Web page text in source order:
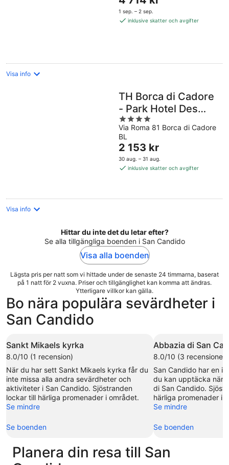
5
är
4 714 kr
1 sep. – 2 sep.
inklusive skatter och avgifter
Visa info
TH Borca di Cadore
- Park Hotel Des
Dolomites
4
out
of
5
Via Roma 81 Borca di Cadore
BL
Priset
är
2 153 kr
2 153 kr
30 aug. – 31 aug.
inklusive skatter och avgifter
Visa info
Hittar du inte det du letar efter?
Se alla tillgängliga boenden i San Candido
Visa alla boenden
Lägsta pris per natt som vi hittade under de senaste 24 timmarna, baserat
på 1 natt för 2 vuxna. Priser och tillgänglighet kan komma att ändras.
Ytterligare villkor kan gälla.
Bo nära populära sevärdheter i
San Candido
Sankt Mikaels kyrka
8.0/10 (1 recension)
När du har sett Sankt Mikaels kyrka får du
inte missa alla andra sevärdheter och
aktiviteter i San Candido. Sjöstranden
lockar till härliga promenader i området.
Se mindre
Se boenden
Abbazia di San
8.0/10 (3 recensioner)
San Candido har en
du kan upptäcka när
di San Candido.
härliga promenader i
Se mindre
Se boenden
Planera din resa till San